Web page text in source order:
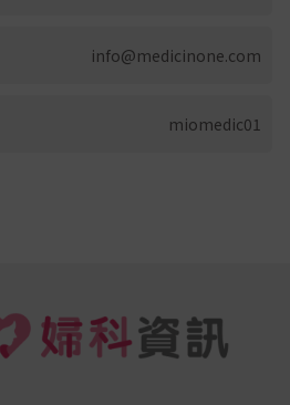
info@medicinone.com
miomedic01